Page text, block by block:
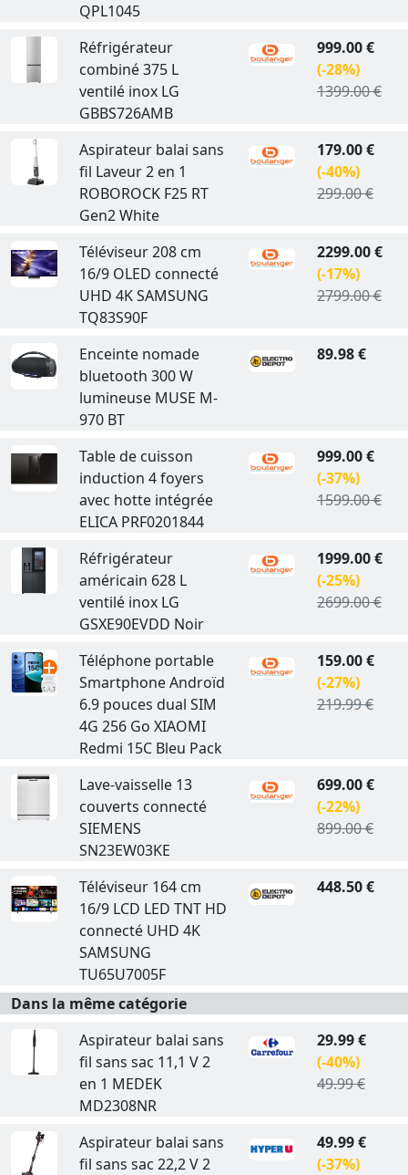
QPL1045
Réfrigérateur
combiné 375 L
ventilé inox LG
GBBS726AMB
999.00 €
(-28%)
1399.00 €
Aspirateur balai sans
fil Laveur 2 en 1
ROBOROCK F25 RT
Gen2 White
179.00 €
(-40%)
299.00 €
Téléviseur 208 cm
16/9 OLED connecté
UHD 4K SAMSUNG
TQ83S90F
2299.00 €
(-17%)
2799.00 €
Enceinte nomade
bluetooth 300 W
lumineuse MUSE M-
970 BT
89.98 €
Table de cuisson
induction 4 foyers
avec hotte intégrée
ELICA PRF0201844
999.00 €
(-37%)
1599.00 €
Réfrigérateur
américain 628 L
ventilé inox LG
GSXE90EVDD Noir
1999.00 €
(-25%)
2699.00 €
Téléphone portable
Smartphone Androïd
6.9 pouces dual SIM
4G 256 Go XIAOMI
Redmi 15C Bleu Pack
159.00 €
(-27%)
219.99 €
Lave-vaisselle 13
couverts connecté
SIEMENS
SN23EW03KE
699.00 €
(-22%)
899.00 €
Téléviseur 164 cm
16/9 LCD LED TNT HD
connecté UHD 4K
SAMSUNG
TU65U7005F
448.50 €
Dans la même catégorie
Aspirateur balai sans
fil sans sac 11,1 V 2
en 1 MEDEK
MD2308NR
29.99 €
(-40%)
49.99 €
Aspirateur balai sans
fil sans sac 22,2 V 2
49.99 €
(-37%)